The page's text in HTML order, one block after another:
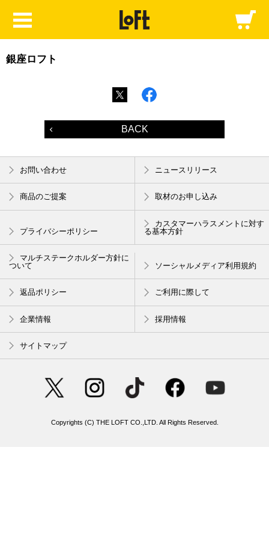
銀座ロフト
BACK
お問い合わせ ニュースリリース
商品のご提案 取材のお申し込み
プライバシーポリシー
カスタマーハラスメントに対す
る基本方針
マルチステークホルダー方針に
ついて
ソーシャルメディア利用規約
返品ポリシー ご利用に際して
企業情報 採用情報
サイトマップ
Copyrights (C) THE LOFT CO.,LTD. All Rights Reserved.